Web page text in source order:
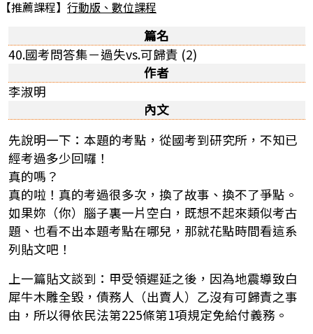
【推薦課程】 行動版、數位課程
篇名
40.國考問答集－過失vs.可歸責 (2)
作者
李淑明
內文
先說明一下：本題的考點，從國考到研究所，不知已
經考過多少回囉！
真的嗎？
真的啦！真的考過很多次，換了故事、換不了爭點。
如果妳（你）腦子裏一片空白，既想不起來類似考古
題、也看不出本題考點在哪兒，那就花點時間看這系
列貼文吧！
上一篇貼文談到：甲受領遲延之後，因為地震導致白
犀牛木雕全毀，債務人（出賣人）乙沒有可歸責之事
由，所以得依民法第225條第1項規定免給付義務。